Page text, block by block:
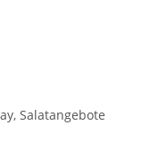
Salatangebote